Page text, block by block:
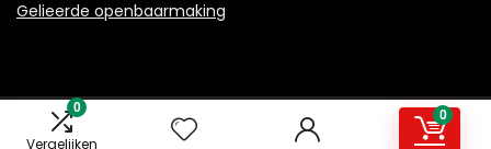
0
Vergelijken
0
Gelieerde openbaarmaking
2021 © Magmanual.nl Alle rechten voorbehouden